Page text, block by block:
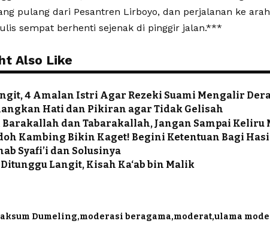
pulang dari Pesantren Lirboyo, dan perjalanan ke
sempat berhenti sejenak di pinggir jalan.***
Also Like
4 Amalan Istri Agar Rezeki Suami Mengalir
Hati dan Pikiran agar Tidak Gelisah
Barakallah dan Tabarakallah, Jangan Sampai
Kambing Bikin Kaget! Begini Ketentuan Bagi
Syafi’i dan Solusinya
Langit, Kisah Ka‘ab bin Malik
Dumeling moderasi beragama moderat ulama